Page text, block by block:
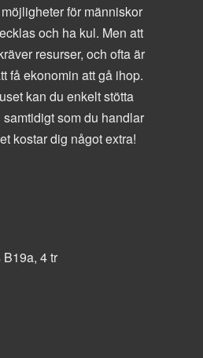
för människor
och ha kul. Men att
resurser, och ofta är
få ekonomin att gå ihop.
kan du enkelt stötta
som du handlar
kostar dig något extra!
4 tr